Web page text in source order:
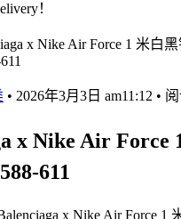
！
• 2026年3月3日 am11:12 •
x Nike Air Force
611